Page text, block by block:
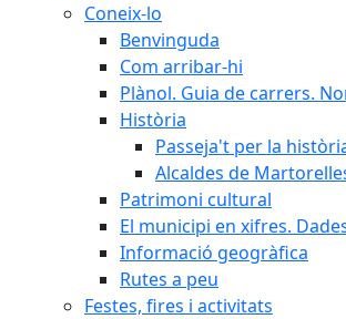
Coneix-lo
Benvinguda
Com arribar-hi
Plànol. Guia de carrers.
Història
Passeja't per la
Alcaldes de
Patrimoni cultural
El municipi en xifres.
Informació geogràfica
Rutes a peu
Festes, fires i activitats